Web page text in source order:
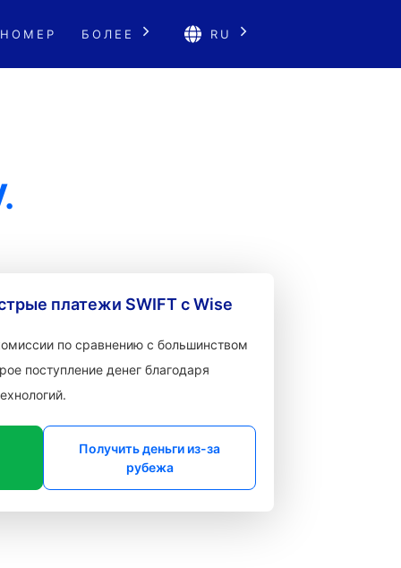
БОЛЕЕ RU
платежи SWIFT с Wise
по сравнению с большинством
поступление денег благодаря
Получить деньги из-за
рубежа